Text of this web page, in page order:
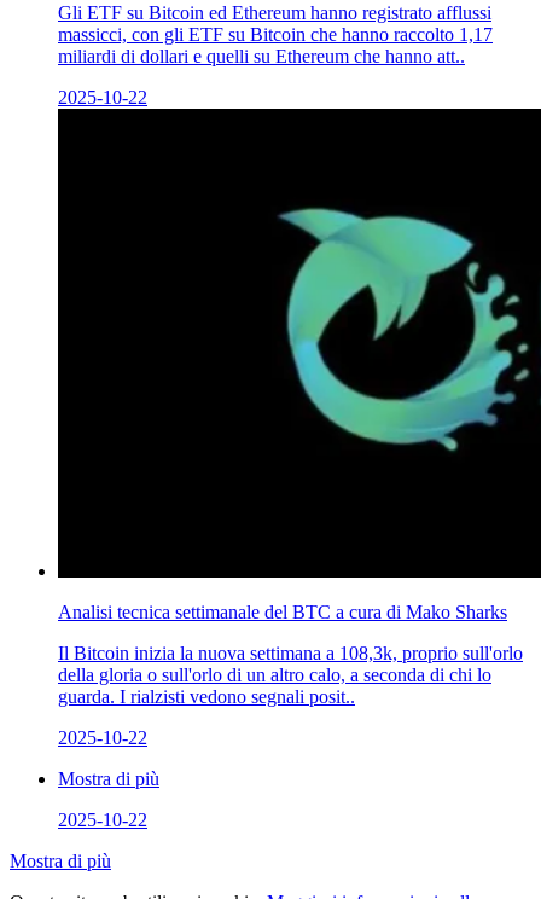
Gli ETF su Bitcoin ed Ethereum hanno registrato afflussi
massicci, con gli ETF su Bitcoin che hanno raccolto 1,17
miliardi di dollari e quelli su Ethereum che hanno att..
2025-10-22
Analisi tecnica settimanale del BTC a cura di Mako Sharks
Il Bitcoin inizia la nuova settimana a 108,3k, proprio sull'orlo
della gloria o sull'orlo di un altro calo, a seconda di chi lo
guarda. I rialzisti vedono segnali posit..
2025-10-22
Mostra di più
2025-10-22
Mostra di più